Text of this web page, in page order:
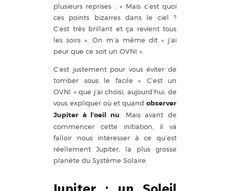
plusieurs reprises : « Mais c’est quoi
ces points bizarres dans le ciel ?
C’est très brillant et ça revient tous
les soirs ». On m’a même dit « j’ai
peur que ce soit un OVNI ».
C’est justement pour vous éviter de
tomber sous le facile « C’est un
OVNI » que j’ai choisi, aujourd’hui, de
vous expliquer où et quand observer
Jupiter à l’oeil nu. Mais avant de
commencer cette initiation, il va
falloir nous intéresser à ce qu’est
réellement Jupiter, la plus grosse
planète du Système Solaire.